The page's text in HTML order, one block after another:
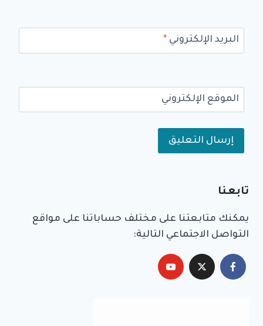
البريد الإلكتروني *
الموقع الإلكتروني
تابعنا
يمكنك متابعتنا على مختلف حساباتنا على مواقع
التواصل الاجتماعي التالية: